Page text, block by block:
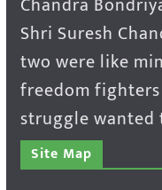
Shri Suresh
two were like
freedom
struggle
Site Map